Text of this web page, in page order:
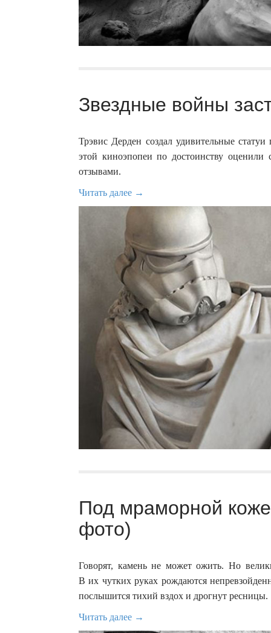
Звездные войны
Трэвис Дерден создал удивительные
этой киноэпопеи по достоинству оценили
отзывами.
Читать далее →
Под мраморной
фото)
Говорят, камень не может ожить. Но
В их чутких руках рождаются
послышится тихий вздох и дрогнут ресницы.
Читать далее →